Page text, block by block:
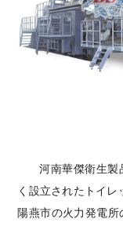
河南華傑衛生製
く設立されたトイ
陽燕市の火力発電